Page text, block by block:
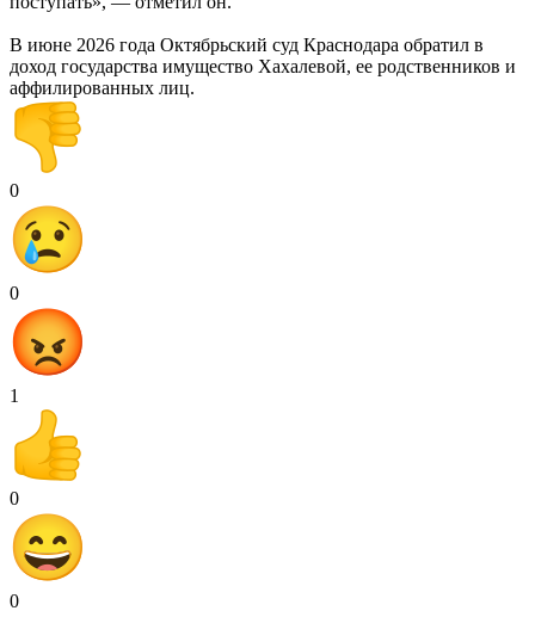
В июне 2026 года Октябрьский суд Краснодара обратил в
доход государства имущество Хахалевой, ее родственников и
аффилированных лиц.
0
0
1
0
0